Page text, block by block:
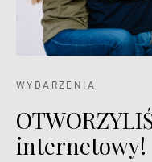
WYDARZENIA
internetowy!